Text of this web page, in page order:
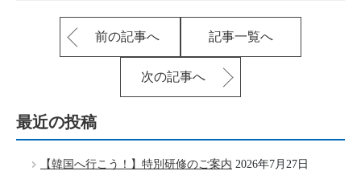
前の記事へ 記事一覧へ
次の記事へ
最近の投稿
【韓国へ行こう！】特別研修のご案内 2026年7月27日